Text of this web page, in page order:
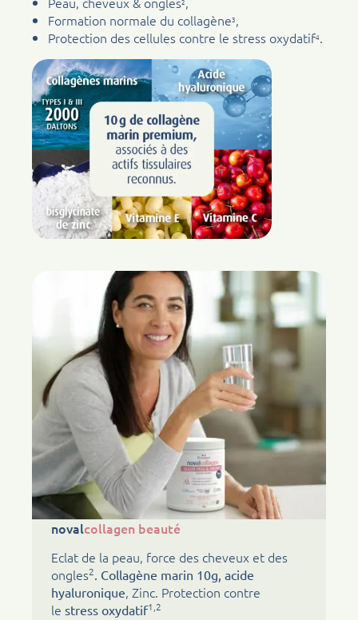
Formation normale du collagène3,
Protection des cellules contre le stress oxydatif4.
novalcollagen beauté
Eclat de la peau, force des cheveux et des
ongles2. Collagène marin 10g, acide
hyaluronique, Zinc. Protection contre
le stress oxydatif1,2